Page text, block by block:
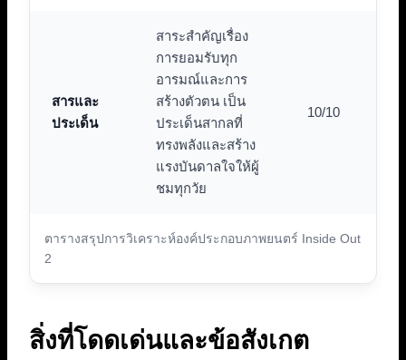
ตารางสรุปการวิเคราะห์องค์ประกอบภาพยนตร์ Inside Out
2
สารและ
ประเด็น
สาระสำคัญเรื่อง
การยอมรับทุก
อารมณ์และการ
สร้างตัวตน เป็น
ประเด็นสากลที่
ทรงพลังและสร้าง
แรงบันดาลใจให้ผู้
ชมทุกวัย
10/10
สิ่งที่โดดเด่นและข้อสังเกต